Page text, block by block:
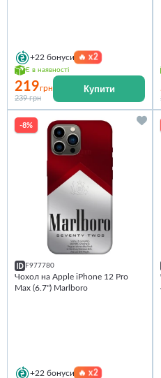
+22 бонуси 🔥x2
Є в наявності
219грн
239 грн
Купити
-8%
F977780
Чохол на Apple iPhone 12 Pro
Max (6.7") Marlboro
+22 бонуси 🔥x2